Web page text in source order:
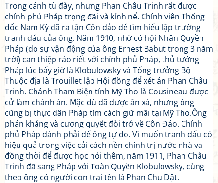
Trong cảnh tù đày, nhưng Phan Châu Trinh rất được
chính phủ Pháp trọng đãi và kính nể. Chính viên Thống
đốc Nam Kỳ đã ra tận Côn đảo để tìm hiểu lập trường
tranh đấu của ông. Năm 1910, nhờ có hội Nhân Quyền
Pháp (do sự vận động của ông Ernest Babut trong 3 năm
trời) can thiệp ráo riết với chính phủ Pháp, thủ tướng
Pháp lúc bấy giờ là Klobulowsky và Tổng trưởng Bộ
Thuộc địa là Trouillet lập Hội đồng để xét án Phan Châu
Trinh. Chánh Tham Biện tỉnh Mỹ Tho là Cousineau được
cử làm chánh án. Mặc dù đã được ân xá, nhưng ông
cũng bị thực dân Pháp tìm cách giữ mãi tại Mỹ Tho.Ông
phản kháng và cương quyết đòi trở về Côn Đảo. Chính
phủ Pháp đành phải để ông tự do. Vì muốn tranh đấu có
hiệu quả trong việc cải cách nền chính trị nước nhà và
đồng thời để được học hỏi thêm, năm 1911, Phan Châu
Trinh đã sang Pháp với Toàn Quyền Klobulowsky, cùng
theo ông có người con trai tên là Phan Chu Dật.